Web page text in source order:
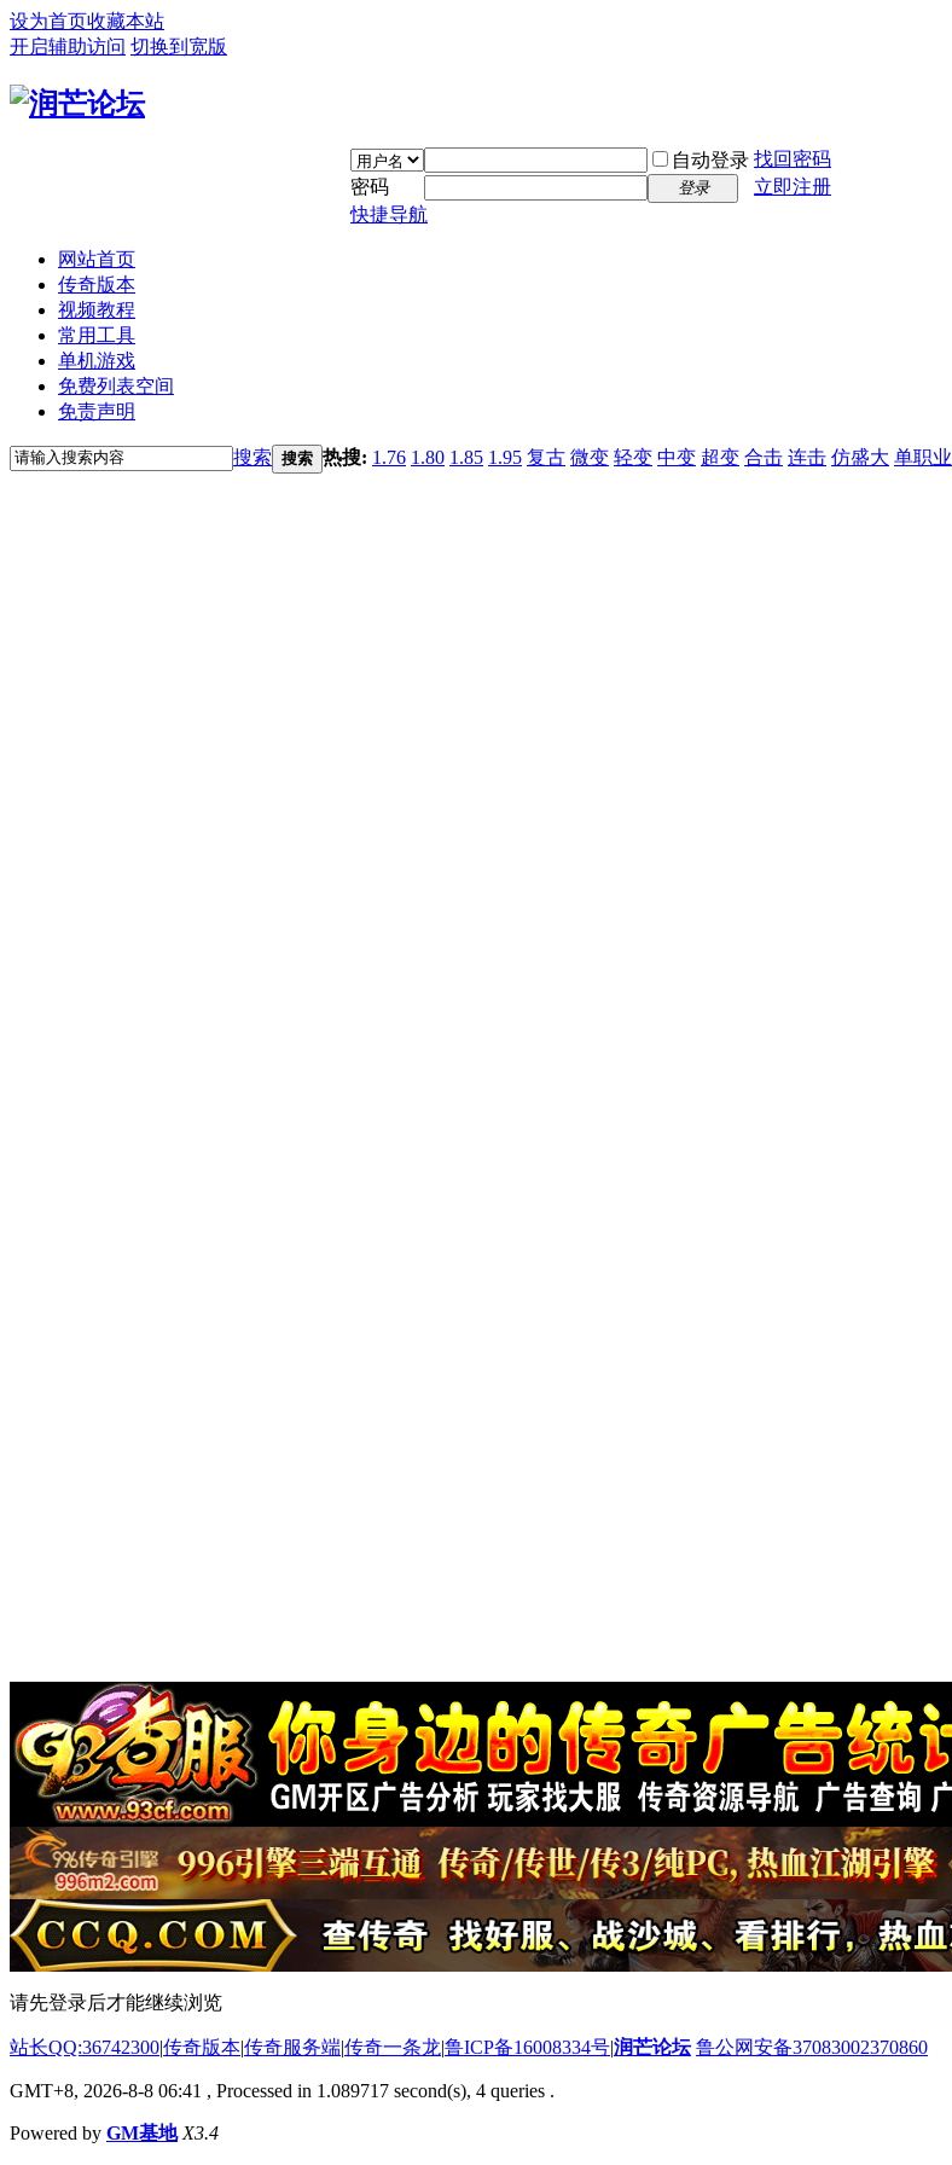
设为首页收藏本站
开启辅助访问 切换到宽版
自动登录 找回密码
密码
登录
立即注册
快捷导航
网站首页
传奇版本
视频教程
常用工具
单机游戏
免费列表空间
免责声明
搜索 搜索 热搜: 1.76 1.80 1.85 1.95 复古 微变 轻变 中变 超变 合击 连击 仿盛大 单职业
请先登录后才能继续浏览
站长QQ:36742300|传奇版本|传奇服务端|传奇一条龙|鲁ICP备16008334号|润芒论坛 鲁公网安备37083002370860
GMT+8, 2026-8-8 06:41 , Processed in 1.089717 second(s), 4 queries .
Powered by GM基地 X3.4